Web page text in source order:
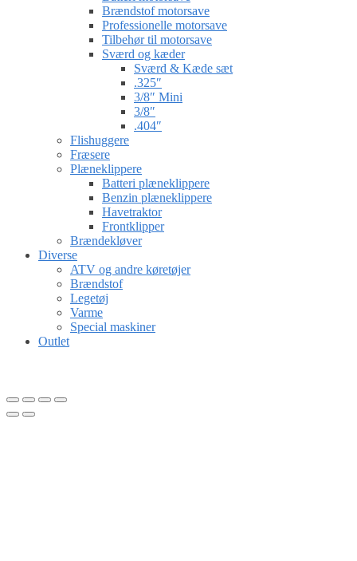
Brændstof motorsave
Professionelle motorsave
Tilbehør til motorsave
Sværd og kæder
Sværd & Kæde sæt
.325″
3/8″ Mini
3/8″
.404″
Flishuggere
Fræsere
Plæneklippere
Batteri plæneklippere
Benzin plæneklippere
Havetraktor
Frontklipper
Brændekløver
Diverse
ATV og andre køretøjer
Brændstof
Legetøj
Varme
Special maskiner
Outlet